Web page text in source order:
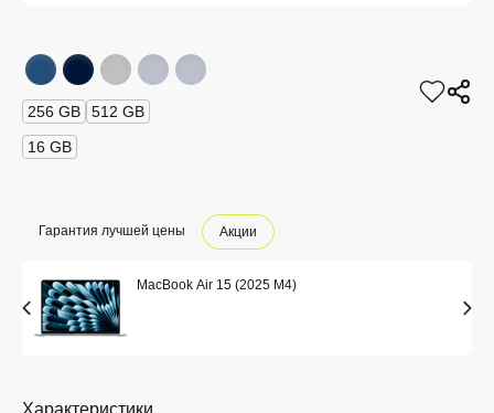
256 GB
512 GB
16 GB
Гарантия лучшей цены Акции
MacBook Air 15 (2025 M4)
Характеристики